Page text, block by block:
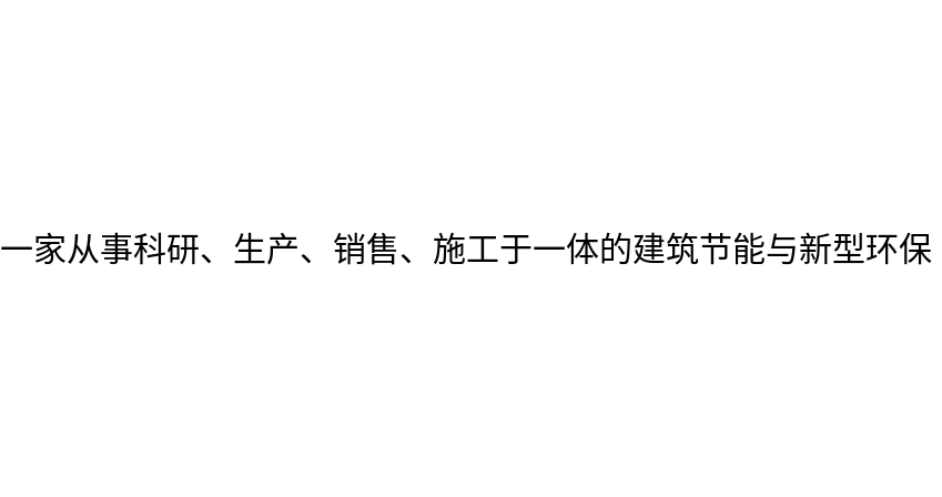
一家从事科研、生产、销售、施工于一体的建筑节能与新型环保